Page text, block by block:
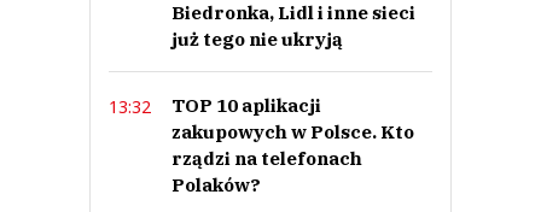
Biedronka, Lidl i inne sieci
już tego nie ukryją
13:32
TOP 10 aplikacji
zakupowych w Polsce. Kto
rządzi na telefonach
Polaków?